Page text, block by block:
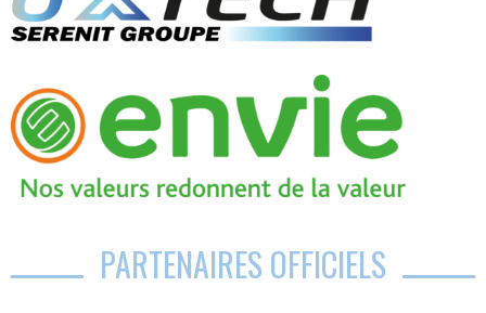
PARTENAIRES OFFICIELS